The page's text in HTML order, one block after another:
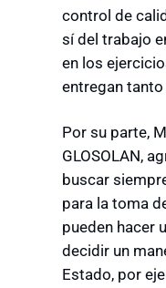
control de
sí del trabajo
en los
entregan tanto
Por su parte,
GLOSOLAN,
buscar
para la toma
pueden hacer
decidir un
Estado, por